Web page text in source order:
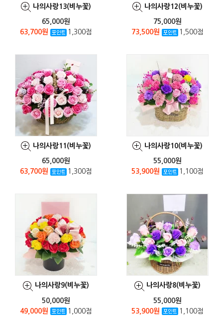
나의사랑13(비누꽃)
65,000원
63,700원
1,300점
나의사랑12(비누꽃)
75,000원
73,500원
1,500점
나의사랑11(비누꽃)
65,000원
63,700원
1,300점
나의사랑10(비누꽃)
55,000원
53,900원
1,100점
나의사랑9(비누꽃)
50,000원
49,000원
1,000점
나의사랑8(비누꽃)
55,000원
53,900원
1,100점